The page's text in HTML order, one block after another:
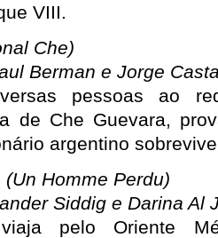
VIII.
Che)
Berman e Jorge
pessoas ao
de Che Guevara,
argentino
(Un Homme Perdu)
Siddig e Darina Al
viaja pelo Oriente